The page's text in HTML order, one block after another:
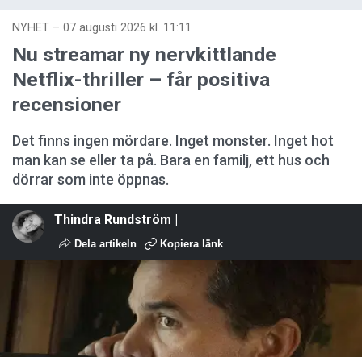
NYHET – 07 augusti 2026 kl. 11:11
Nu streamar ny nervkittlande
Netflix-thriller – får positiva
recensioner
Det finns ingen mördare. Inget monster. Inget hot
man kan se eller ta på. Bara en familj, ett hus och
dörrar som inte öppnas.
Thindra Rundström |
Dela artikeln Kopiera länk